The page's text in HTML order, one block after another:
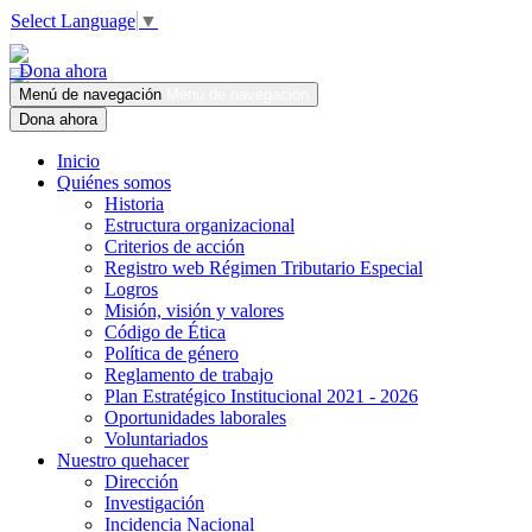
Select Language ▼
Dona ahora
Menú de navegación
Dona ahora
Inicio
Quiénes somos
Historia
Estructura organizacional
Criterios de acción
Registro web Régimen Tributario Especial
Logros
Misión, visión y valores
Código de Ética
Política de género
Reglamento de trabajo
Plan Estratégico Institucional 2021 - 2026
Oportunidades laborales
Voluntariados
Nuestro quehacer
Dirección
Investigación
Incidencia Nacional